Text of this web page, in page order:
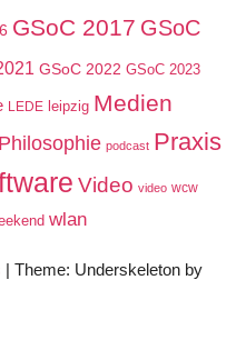
GSoC 2017 GSoC
GSoC 2022 GSoC 2023
LEDE leipzig Medien
Philosophie podcast Praxis
Video video wcw
wlan
| Theme: Underskeleton by